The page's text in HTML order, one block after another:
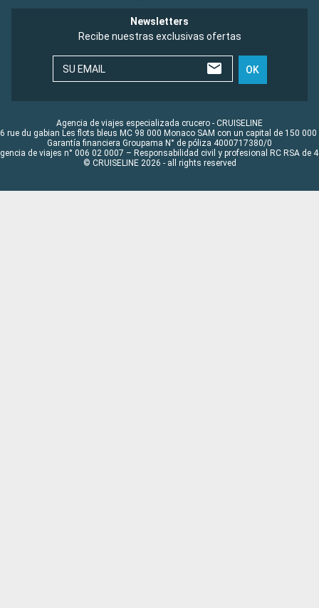
Newsletters
Recibe nuestras exclusivas ofertas
SU EMAIL OK
Agencia de viajes especializada crucero - CRUISELINE
rue du gabian Les flots bleus MC 98 000 Monaco SAM con un capital de 150 000
Garantía financiera Groupama N° de póliza 4000717380/0
de viajes n° 006 02 0007 – Responsabilidad civil y profesional RC RSA de
© CRUISELINE 2026 - all rights reserved